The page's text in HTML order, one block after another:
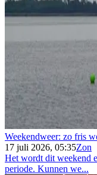
Weekendweer: zo fris
17 juli 2026, 05:35Zon
Het wordt dit weekend
periode. Kunnen we...